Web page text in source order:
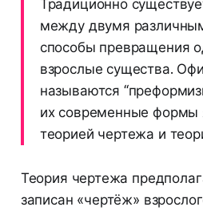
Традиционно
между двумя
способы превращения
взрослые существа.
называются
их современные формы
теорией чертежа и
Теория чертежа
записан «чертёж»